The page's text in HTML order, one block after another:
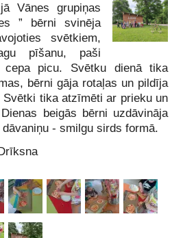
Vānes grupiņas
” bērni svinēja
svētkiem,
pīšanu, paši
picu. Svētku dienā tika
bērni gāja rotaļas un pildīja
Svētki tika atzīmēti ar prieku un
beigās bērni uzdāvināja
- smilgu sirds formā.